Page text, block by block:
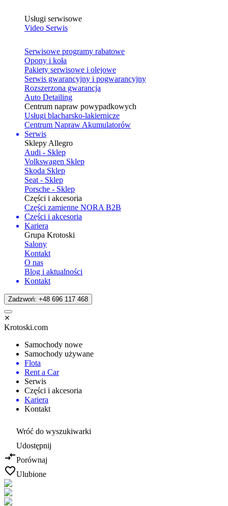
Usługi serwisowe
Video Serwis
Serwisowe programy rabatowe
Opony i koła
Pakiety serwisowe i olejowe
Serwis gwarancyjny i pogwarancyjny
Rozszerzona gwarancja
Auto Detailing
Centrum napraw powypadkowych
Usługi blacharsko-lakiernicze
Centrum Napraw Akumulatorów
Serwis
Sklepy Allegro
Audi - Sklep
Volkswagen Sklep
Skoda Sklep
Seat - Sklep
Porsche - Sklep
Części i akcesoria
Części zamienne NORA B2B
Części i akcesoria
Kariera
Grupa Krotoski
Salony
Kontakt
O nas
Blog i aktualności
Kontakt
Zadzwoń: +48 696 117 468
Krotoski.com
Samochody nowe
Samochody używane
Flota
Rent a Car
Serwis
Części i akcesoria
Kariera
Kontakt
Wróć do wyszukiwarki
Udostępnij
Porównaj
Ulubione